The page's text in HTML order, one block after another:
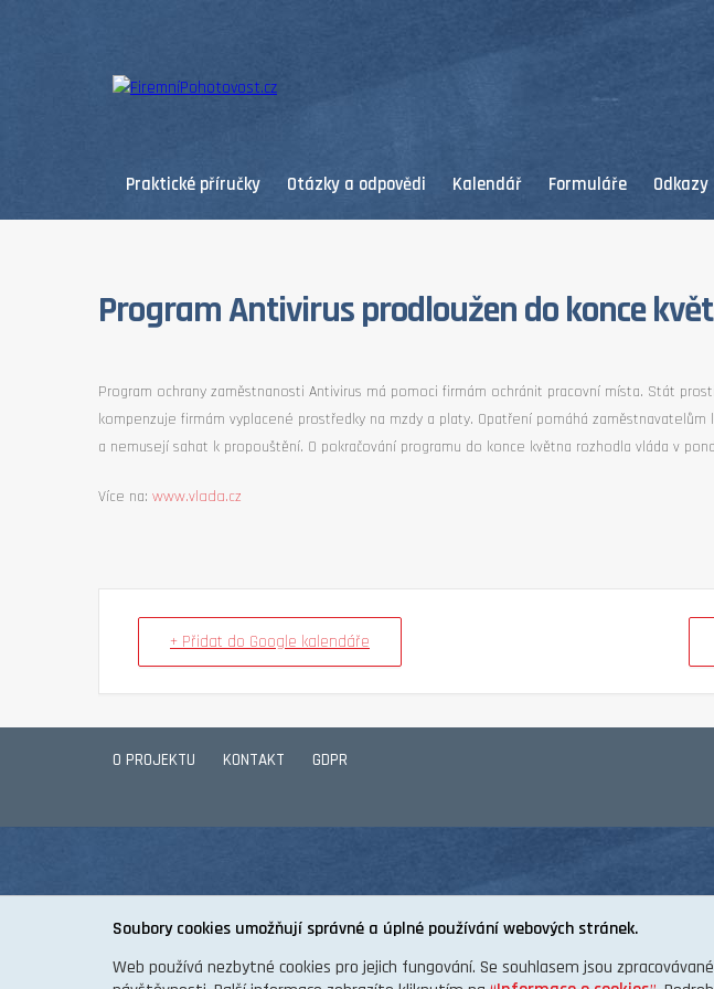
Praktické příručky Otázky a odpovědi Kalendář Formuláře Odkazy
Program Antivirus prodloužen do konce
Program ochrany zaměstnanosti Antivirus má pomoci firmám ochránit pracovní místa. Stát
kompenzuje firmám vyplacené prostředky na mzdy a platy. Opatření pomáhá
a nemusejí sahat k propouštění. O pokračování programu do konce května rozhodla vláda v
Více na: www.vlada.cz
+ Přidat do Google kalendáře
O PROJEKTU KONTAKT GDPR
Soubory cookies umožňují správné a úplné používání webových stránek.
Web používá nezbytné cookies pro jejich fungování. Se souhlasem jsou